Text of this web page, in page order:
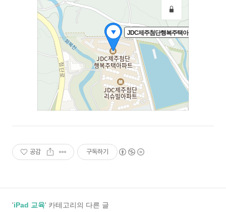
공감 구독하기
'iPad 교육' 카테고리의 다른 글